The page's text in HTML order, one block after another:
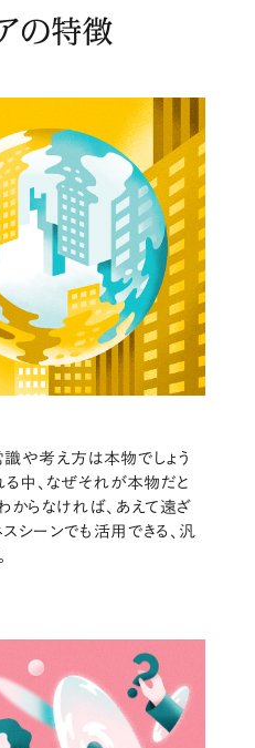
の特徴
や考え方は本物でしょう
中、なぜそれが本物だと
からなければ、あえて遠ざ
シーンでも活用できる、汎